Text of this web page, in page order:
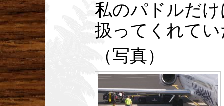
私のパドルだ
扱ってくれて
（写真）